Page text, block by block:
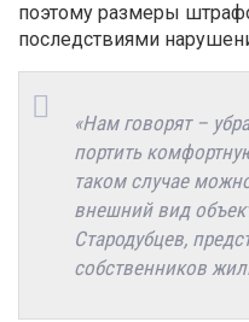
поэтому размеры
последствиями
«Нам говорят –
портить
таком случае
внешний вид
Стародубцев,
собственников